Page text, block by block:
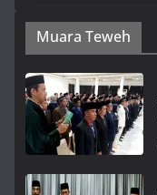
Muara Teweh